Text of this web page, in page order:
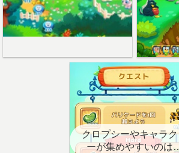
クロプシーやキャラ
ーが集めやすいのは